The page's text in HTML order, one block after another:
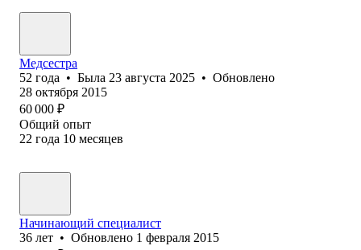
Медсестра
52 года • Была 23 августа 2025 • Обновлено
28 октября 2015
60 000 ₽
Общий опыт
22 года 10 месяцев
Начинающий специалист
36 лет • Обновлено 1 февраля 2015